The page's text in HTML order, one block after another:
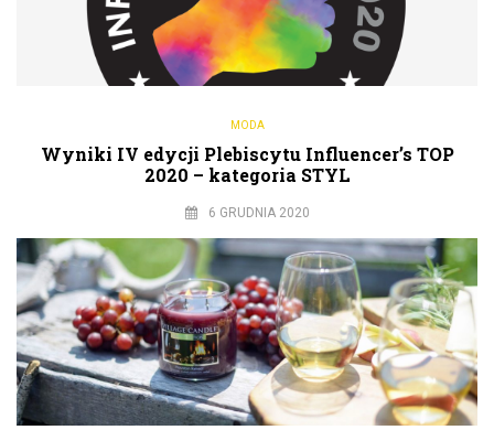
MODA
Wyniki IV edycji Plebiscytu Influencer’s TOP
2020 – kategoria STYL
6 GRUDNIA 2020